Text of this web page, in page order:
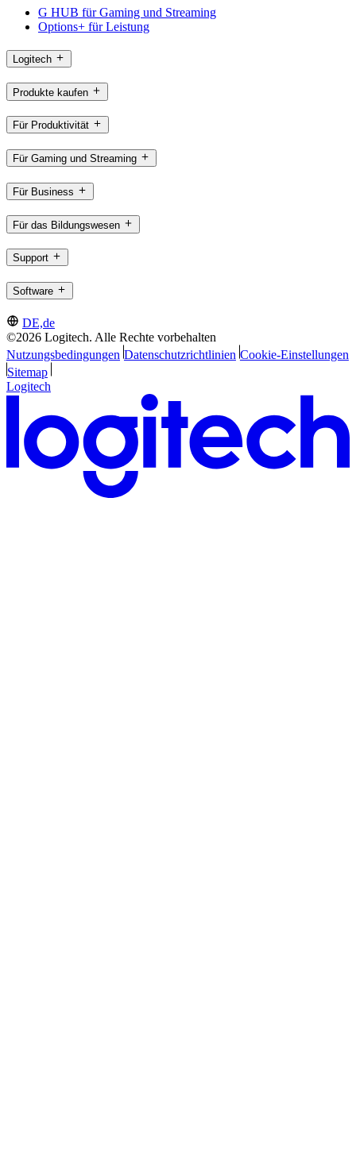
G HUB für Gaming und Streaming
Options+ für Leistung
Logitech
Produkte kaufen
Für Produktivität
Für Gaming und Streaming
Für Business
Für das Bildungswesen
Support
Software
DE,de
©2026 Logitech. Alle Rechte vorbehalten
Nutzungsbedingungen Datenschutzrichtlinien Cookie-Einstellungen
Sitemap
Logitech